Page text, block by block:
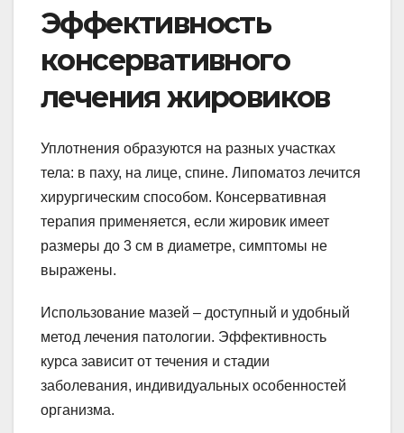
Эффективность
консервативного
лечения жировиков
Уплотнения образуются на разных участках
тела: в паху, на лице, спине. Липоматоз лечится
хирургическим способом. Консервативная
терапия применяется, если жировик имеет
размеры до 3 см в диаметре, симптомы не
выражены.
Использование мазей – доступный и удобный
метод лечения патологии. Эффективность
курса зависит от течения и стадии
заболевания, индивидуальных особенностей
организма.